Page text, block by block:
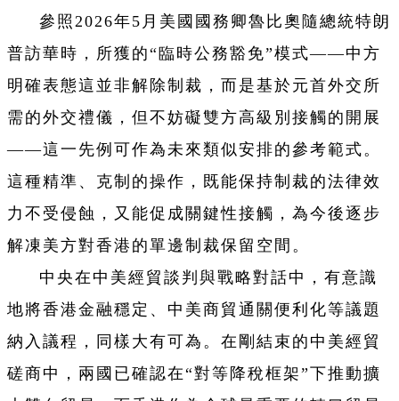
參照2026年5月美國國務卿魯比奧隨總統特朗
普訪華時，所獲的“臨時公務豁免”模式——中方
明確表態這並非解除制裁，而是基於元首外交所
需的外交禮儀，但不妨礙雙方高級別接觸的開展
——這一先例可作為未來類似安排的參考範式。
這種精準、克制的操作，既能保持制裁的法律效
力不受侵蝕，又能促成關鍵性接觸，為今後逐步
解凍美方對香港的單邊制裁保留空間。
中央在中美經貿談判與戰略對話中，有意識
地將香港金融穩定、中美商貿通關便利化等議題
納入議程，同樣大有可為。在剛結束的中美經貿
磋商中，兩國已確認在“對等降稅框架”下推動擴